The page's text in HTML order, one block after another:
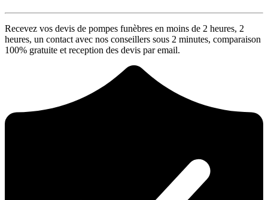
Recevez vos devis de pompes funèbres en moins de 2 heures, 2
heures, un contact avec nos conseillers sous 2 minutes, comparaison
100% gratuite et reception des devis par email.